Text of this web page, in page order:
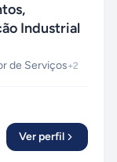
Industrial
de Serviços+2
Ver perfil